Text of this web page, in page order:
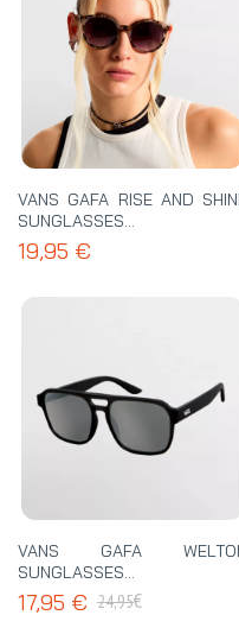
VANS GAFA RISE AND
SUNGLASSES -
VN000HEEP2S
19,95 €
VANS GAFA
SUNGLASSES -
VN000T0ABLK
17,95 € 24,95€